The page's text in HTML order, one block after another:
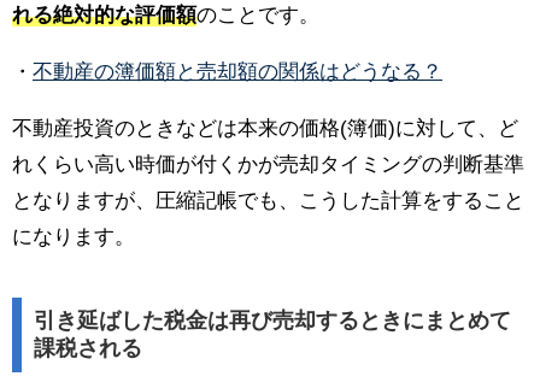
れる絶対的な評価額のことです。
・ 不動産の簿価額と売却額の関係はどうなる？
不動産投資のときなどは本来の価格(簿価)に対して、ど
れくらい高い時価が付くかが売却タイミングの判断基準
となりますが、圧縮記帳でも、こうした計算をすること
になります。
引き延ばした税金は再び売却するときにまとめて
課税される